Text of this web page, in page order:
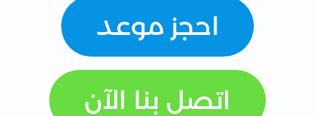
احجز موعد
اتصل بنا الآن